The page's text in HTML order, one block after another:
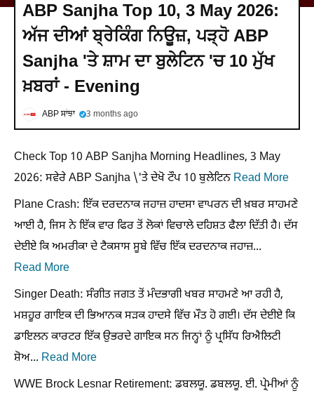
ABP Sanjha Top 10, 3 May 2026:
ਅੱਜ ਦੀਆਂ ਬ੍ਰੇਕਿੰਗ ਨਿਊਜ਼, ਪੜ੍ਹੋ ABP
Sanjha 'ਤੇ ਸ਼ਾਮ ਦਾ ਬੁਲੇਟਿਨ 'ਚ 10 ਮੁੱਖ
ਖ਼ਬਰਾਂ - Evening
ABP ਸਾਂਝਾ 3 months ago
Check Top 10 ABP Sanjha Morning Headlines, 3 May
2026: ਸਵੇਰੇ ABP Sanjha \'ਤੇ ਦੇਖੋ ਟੌਪ 10 ਬੁਲੇਟਿਨ Read More
Plane Crash: ਇੱਕ ਦਰਦਨਾਕ ਜਹਾਜ਼ ਹਾਦਸਾ ਵਾਪਰਨ ਦੀ ਖ਼ਬਰ ਸਾਹਮਣੇ
ਆਈ ਹੈ, ਜਿਸ ਨੇ ਇੱਕ ਵਾਰ ਫਿਰ ਤੋਂ ਲੋਕਾਂ ਵਿਚਾਲੇ ਦਹਿਸ਼ਤ ਫੈਲਾ ਦਿੱਤੀ ਹੈ। ਦੱਸ
ਦੇਈਏ ਕਿ ਅਮਰੀਕਾ ਦੇ ਟੈਕਸਾਸ ਸੂਬੇ ਵਿੱਚ ਇੱਕ ਦਰਦਨਾਕ ਜਹਾਜ਼...
Read More
Singer Death: ਸੰਗੀਤ ਜਗਤ ਤੋਂ ਮੰਦਭਾਗੀ ਖਬਰ ਸਾਹਮਣੇ ਆ ਰਹੀ ਹੈ,
ਮਸ਼ਹੂਰ ਗਾਇਕ ਦੀ ਭਿਆਨਕ ਸੜਕ ਹਾਦਸੇ ਵਿੱਚ ਮੌਤ ਹੋ ਗਈ। ਦੱਸ ਦੇਈਏ ਕਿ
ਡਾਇਲਨ ਕਾਰਟਰ ਇੱਕ ਉਭਰਦੇ ਗਾਇਕ ਸਨ ਜਿਨ੍ਹਾਂ ਨੂੰ ਪ੍ਰਸਿੱਧ ਰਿਐਲਿਟੀ
ਸ਼ੋਅ... Read More
WWE Brock Lesnar Retirement: ਡਬਲਯੂ. ਡਬਲਯੂ. ਈ. ਪ੍ਰੇਮੀਆਂ ਨੂੰ